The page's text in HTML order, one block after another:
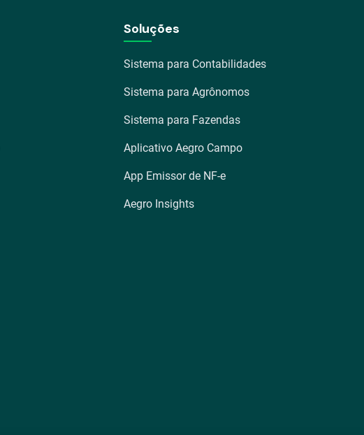
Soluções
Sistema para Contabilidades
Sistema para Agrônomos
Sistema para Fazendas
Aplicativo Aegro Campo
App Emissor de NF-e
Aegro Insights